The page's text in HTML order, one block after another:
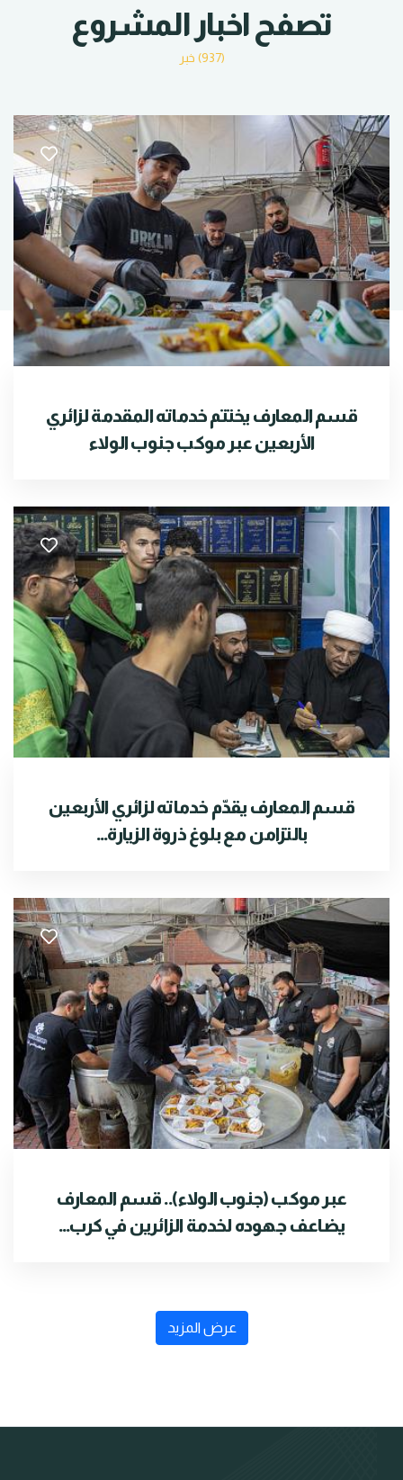
تصفح اخبار المشروع
(937) خبر
قسم المعارف يختتم خدماته المقدمة لزائري
الأربعين عبر موكب جنوب الولاء
قسم المعارف يقدّم خدماته لزائري الأربعين
بالتزامن مع بلوغ ذروة الزيارة...
عبر موكب (جنوب الولاء).. قسم المعارف
يضاعف جهوده لخدمة الزائرين في كرب...
عرض المزيد